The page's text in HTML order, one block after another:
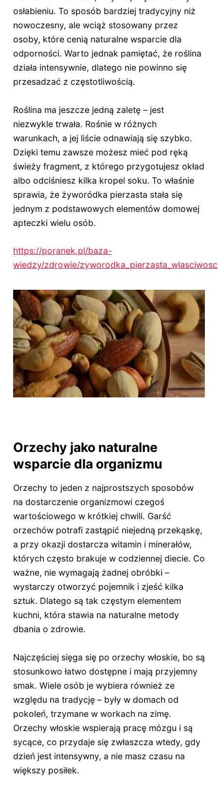
osłabieniu. To sposób bardziej tradycyjny niż
nowoczesny, ale wciąż stosowany przez
osoby, które cenią naturalne wsparcie dla
odporności. Warto jednak pamiętać, że roślina
działa intensywnie, dlatego nie powinno się
przesadzać z częstotliwością.
Roślina ma jeszcze jedną zaletę – jest
niezwykle trwała. Rośnie w różnych
warunkach, a jej liście odnawiają się szybko.
Dzięki temu zawsze możesz mieć pod ręką
świeży fragment, z którego przygotujesz okład
albo odciśniesz kilka kropel soku. To właśnie
sprawia, że żyworódka pierzasta stała się
jednym z podstawowych elementów domowej
apteczki wielu osób.
https://poranek.pl/baza-
wiedzy/zdrowie/
Orzechy jako naturalne
wsparcie dla organizmu
Orzechy to jeden z najprostszych sposobów
na dostarczenie organizmowi czegoś
wartościowego w krótkiej chwili. Garść
orzechów potrafi zastąpić niejedną przekąskę,
a przy okazji dostarcza witamin i minerałów,
których często brakuje w codziennej diecie. Co
ważne, nie wymagają żadnej obróbki –
wystarczy otworzyć pojemnik i zjeść kilka
sztuk. Dlatego są tak częstym elementem
kuchni, która stawia na naturalne metody
dbania o zdrowie.
Najczęściej sięga się po orzechy włoskie, bo są
stosunkowo łatwo dostępne i mają przyjemny
smak. Wiele osób je wybiera również ze
względu na tradycję – były w domach od
pokoleń, trzymane w workach na zimę.
Orzechy włoskie wspierają pracę mózgu i są
sycące, co przydaje się zwłaszcza wtedy, gdy
dzień jest intensywny, a nie masz czasu na
większy posiłek.